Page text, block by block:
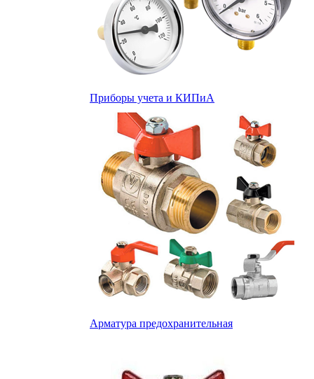
Приборы учета и КИПиА
Арматура предохранительная